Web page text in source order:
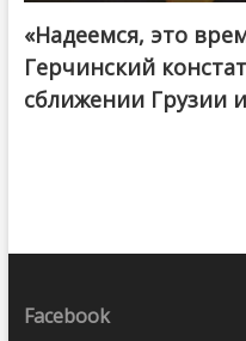
«Надеемся, это
Герчинский
сближении Грузии
Facebook